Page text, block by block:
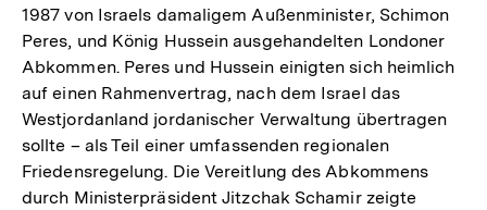
1987 von Israels damaligem Außenminister, Schimon
Peres, und König Hussein ausgehandelten Londoner
Abkommen. Peres und Hussein einigten sich heimlich
auf einen Rahmenvertrag, nach dem Israel das
Westjordanland jordanischer Verwaltung übertragen
sollte – als Teil einer umfassenden regionalen
Friedensregelung. Die Vereitlung des Abkommens
durch Ministerpräsident Jitzchak Schamir zeigte